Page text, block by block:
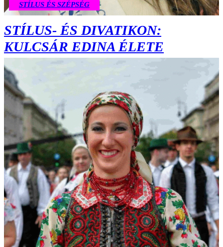
STÍLUS ÉS SZÉPSÉG
STÍLUS- ÉS DIVATIKON:
KULCSÁR EDINA ÉLETE